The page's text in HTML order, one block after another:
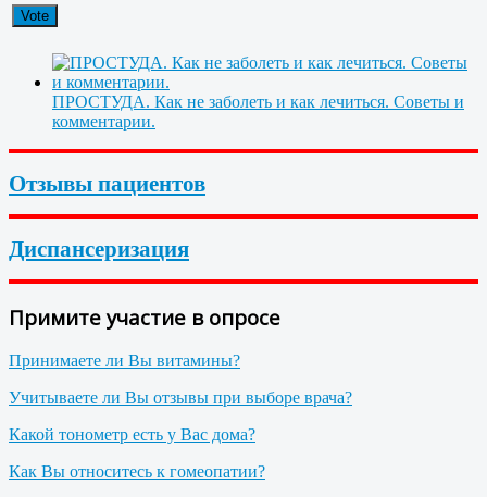
ПРОСТУДА. Как не заболеть и как лечиться. Советы и
комментарии.
Отзывы пациентов
Диспансеризация
Примите участие в опросе
Принимаете ли Вы витамины?
Учитываете ли Вы отзывы при выборе врача?
Какой тонометр есть у Вас дома?
Как Вы относитесь к гомеопатии?